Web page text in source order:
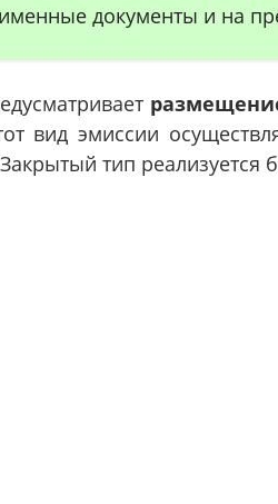
именные документы и на
вид эмиссии
тип